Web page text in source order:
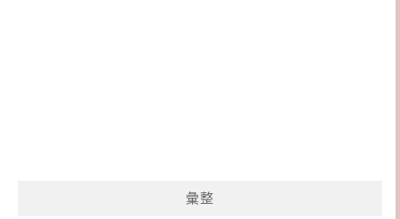
彙整